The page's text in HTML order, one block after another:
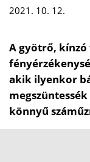
2021. 10. 12.
A gyötrő,
akik ilyenkor
könnyű